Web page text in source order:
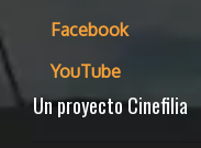
Facebook
YouTube
Un proyecto Cinefilia